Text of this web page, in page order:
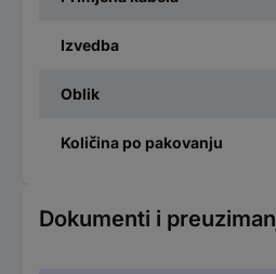
Izvedba
Oblik
Količina po pakovanju
Dokumenti i